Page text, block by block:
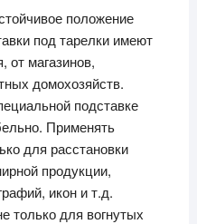
ss
ni
ki
положение
под тарелки имеют
от магазинов,
домохозяйств.
подставке
Применять
для расстановки
продукции,
икон и т.д.
только для вогнутых